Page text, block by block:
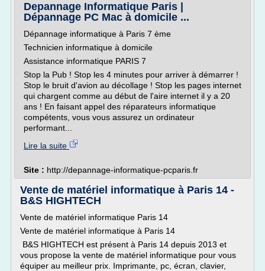
Depannage Informatique Paris |
Dépannage PC Mac à domicile ...
Dépannage informatique à Paris 7 ème
Technicien informatique à domicile
Assistance informatique PARIS 7
Stop la Pub ! Stop les 4 minutes pour arriver à démarrer !
Stop le bruit d'avion au décollage ! Stop les pages internet
qui chargent comme au début de l'aire internet il y a 20
ans ! En faisant appel des réparateurs informatique
compétents, vous vous assurez un ordinateur
performant...
Lire la suite
Site : http://depannage-informatique-pcparis.fr
Vente de matériel informatique à Paris 14 -
B&S HIGHTECH
Vente de matériel informatique Paris 14
Vente de matériel informatique à Paris 14
B&S HIGHTECH est présent à Paris 14 depuis 2013 et
vous propose la vente de matériel informatique pour vous
équiper au meilleur prix. Imprimante, pc, écran, clavier,